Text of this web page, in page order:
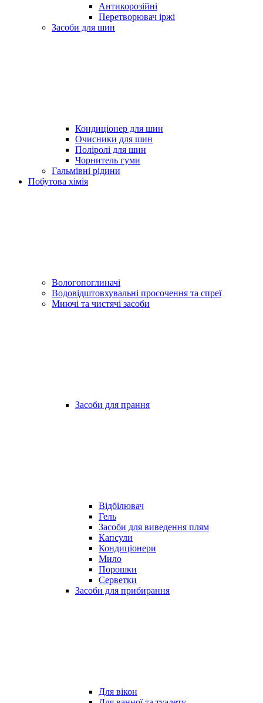
Антикорозійні
Перетворювач іржі
Засоби для шин
Кондиціонер для шин
Очисники для шин
Поліролі для шин
Чорнитель гуми
Гальмівні рідини
Побутова хімія
Вологопоглиначі
Водовідштовхувальні просочення та спреї
Миючі та чистячі засоби
Засоби для прання
Відбілювач
Гель
Засоби для виведення плям
Капсули
Кондиціонери
Мило
Порошки
Серветки
Засоби для прибирання
Для вікон